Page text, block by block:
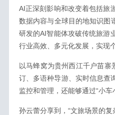
AI正深刻影响和改变着包括旅
数据内容与全球目的地知识图
研发的AI智能体攻破传统旅游
行业高效、多元化发展，实现
以马蜂窝为贵州西江千户苗寨
订、多语种导游、实时信息查
监控和管理，还能够通过“小
孙云蕾分享到，“文旅场景的